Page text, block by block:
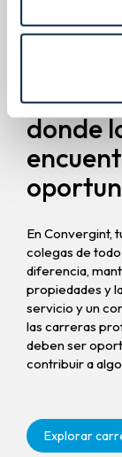
Carreras.
donde
En Convergint,
colegas de
diferencia,
propiedades y
servicio y un
las carreras
deben ser
contribuir a
Explorar